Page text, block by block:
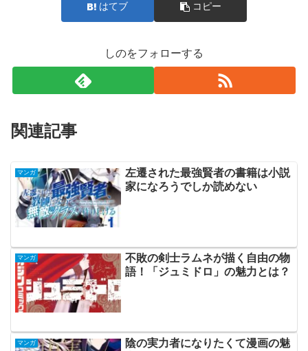
はてブ コピー
しのをフォローする
関連記事
マンガ
左遷された最強賢者の書籍は小説
家になろうでしか読めない
マンガ
不敗の剣士ラムネが描く自由の物
語！「ジュミドロ」の魅力とは？
マンガ
陰の実力者になりたくて漫画の魅